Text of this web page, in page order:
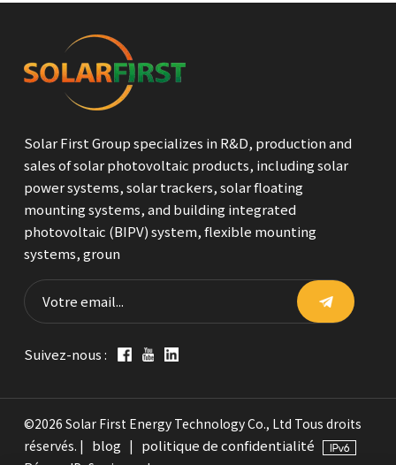
Solar First Group specializes in R&D, production and
sales of solar photovoltaic products, including solar
power systems, solar trackers, solar floating
mounting systems, and building integrated
photovoltaic (BIPV) system, flexible mounting
systems, groun
Suivez-nous :
©2026 Solar First Energy Technology Co., Ltd Tous droits
réservés. |
blog politique de confidentialité